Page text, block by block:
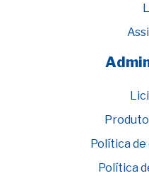
Política
Política